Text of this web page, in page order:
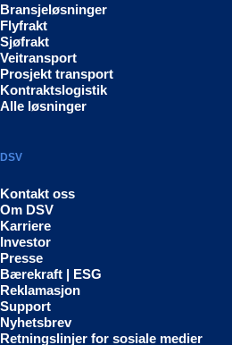
Bransjeløsninger
Flyfrakt
Sjøfrakt
Veitransport
Prosjekt transport
Kontraktslogistik
Alle løsninger
DSV
Kontakt oss
Om DSV
Karriere
Investor
Presse
Bærekraft | ESG
Reklamasjon
Support
Nyhetsbrev
Retningslinjer for sosiale medier